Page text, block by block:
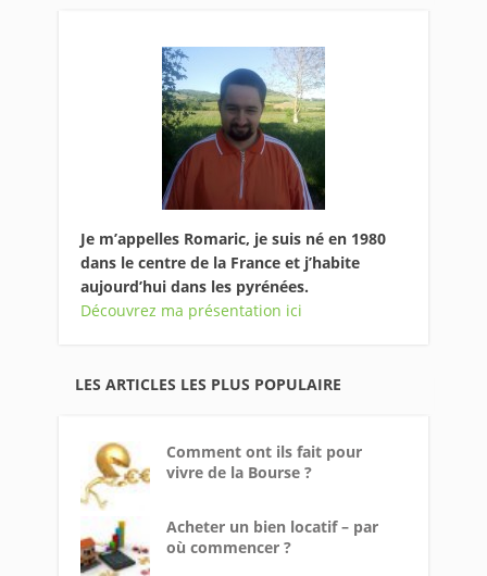
Je m’appelles Romaric, je suis né en 1980
dans le centre de la France et j’habite
aujourd’hui dans les pyrénées.
Découvrez ma présentation ici
LES ARTICLES LES PLUS POPULAIRE
Comment ont ils fait pour
vivre de la Bourse ?
Acheter un bien locatif – par
où commencer ?